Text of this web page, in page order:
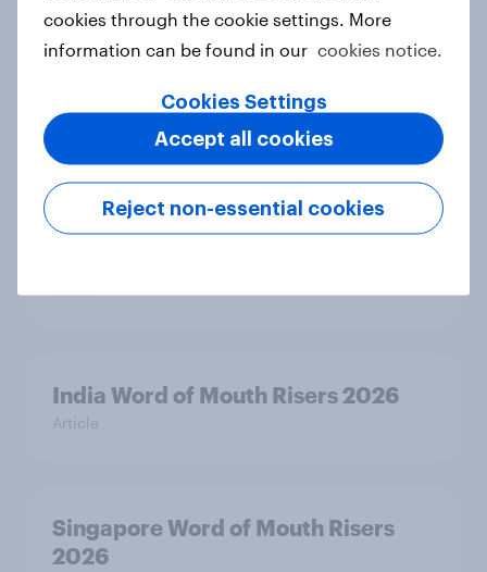
Australia Word of Mouth Risers
India Word of Mouth Risers 2026
Article
Singapore Word of Mouth Risers
2026
cookies through the cookie settings. More
information can be found in our cookies notice.
Cookies Settings
Reject non-essential cookies
Accept all cookies